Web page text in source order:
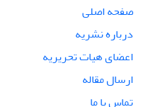
صفحه اصلی
درباره نشریه
اعضای هیات تحریریه
ارسال مقاله
تماس با ما